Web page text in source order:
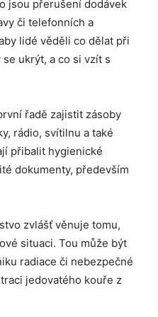
jsou přerušení dodávek
či telefonních a
lidé věděli co dělat při
ukrýt, a co si vzít s
řadě zajistit zásoby
rádio, svítilnu a také
přibalit hygienické
dokumenty, především
zvlášť věnuje tomu,
situaci. Tou může být
radiace či nebezpečné
jedovatého kouře z